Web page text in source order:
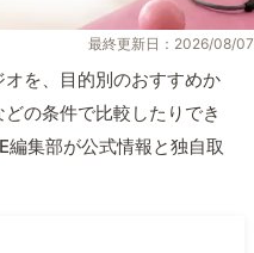
最終更新日：2026/08/07
を、目的別のおすすめか
の条件で比較したりでき
編集部が公式情報と独自取